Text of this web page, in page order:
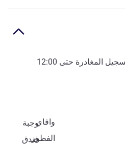
المغادرة حتى 12:00
وافايوجبة
الفطورفندق